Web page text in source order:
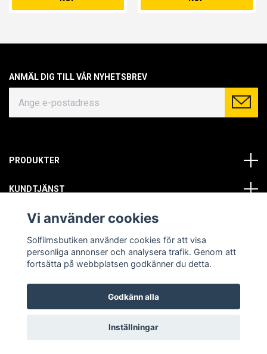
ANMÄL DIG TILL VÅR NYHETSBREV
PRODUKTER
KUNDTJÄNST
OM OSS
SOCIALA MEDIER
© Copyright 2026 Solfilmsbutiken. All rights reserved.
Vi använder cookies
Solfilmsbutiken använder cookies för att visa
personliga annonser och analysera trafik. Genom att
fortsätta på webbplatsen godkänner du detta.
Godkänn alla
Inställningar